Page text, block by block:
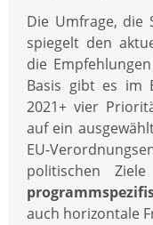
Die Umfrage, die
spiegelt den
die
Basis gibt es im
2021+ vier
auf ein
EU-
politischen
auch horizontale